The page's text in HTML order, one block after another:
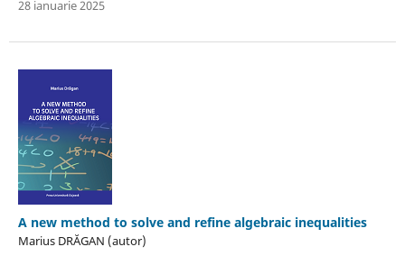
28 ianuarie 2025
A new method to solve and refine algebraic inequalities
Marius DRĂGAN (autor)